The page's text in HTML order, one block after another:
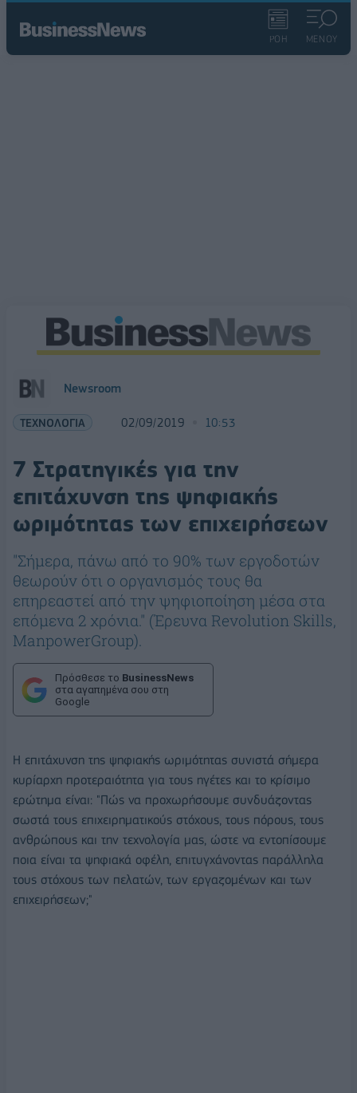
ΡΟΗ ΜΕΝΟΥ
Newsroom
ΤΕΧΝΟΛΟΓΙΑ 02/09/2019 10:53
7 Στρατηγικές για την
επιτάχυνση της ψηφιακής
ωριμότητας των επιχειρήσεων
"Σήμερα, πάνω από το 90% των εργοδοτών
θεωρούν ότι ο οργανισμός τους θα
επηρεαστεί από την ψηφιοποίηση μέσα στα
επόμενα 2 χρόνια." (Έρευνα Revolution Skills,
ManpowerGroup).
Πρόσθεσε το BusinessNews
στα αγαπημένα σου στη
Google
Η επιτάχυνση της ψηφιακής ωριμότητας συνιστά σήμερα
κυρίαρχη προτεραιότητα για τους ηγέτες και το κρίσιμο
ερώτημα είναι: "Πώς να προχωρήσουμε συνδυάζοντας
σωστά τους επιχειρηματικούς στόχους, τους πόρους, τους
ανθρώπους και την τεχνολογία μας, ώστε να εντοπίσουμε
ποια είναι τα ψηφιακά οφέλη, επιτυγχάνοντας παράλληλα
τους στόχους των πελατών, των εργαζομένων και των
επιχειρήσεων;"